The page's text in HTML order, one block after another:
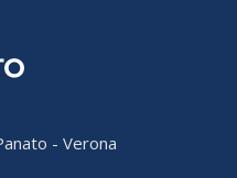
- Verona